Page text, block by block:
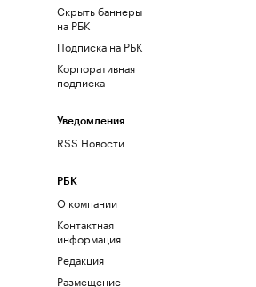
Скрыть баннеры
на РБК
Подписка на РБК
Корпоративная
подписка
Уведомления
RSS Новости
РБК
О компании
Контактная
информация
Редакция
Размещение